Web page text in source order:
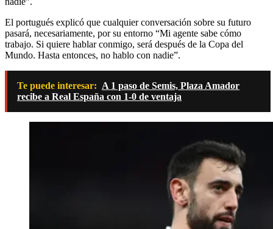
El portugués explicó que cualquier conversación sobre su futuro
pasará, necesariamente, por su entorno “Mi agente sabe cómo
trabajo. Si quiere hablar conmigo, será después de la Copa del
Mundo. Hasta entonces, no hablo con nadie”.
Te puede interesar: A 1 paso de Semis, Plaza Amador
recibe a Real España con 1-0 de ventaja